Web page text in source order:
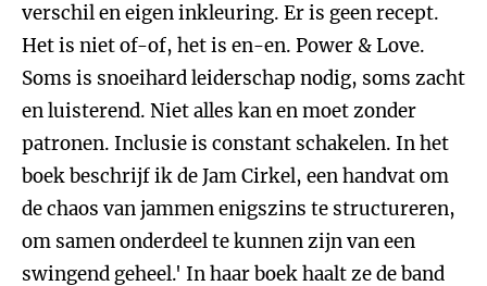
verschil en eigen inkleuring. Er is geen recept.
Het is niet of-of, het is en-en. Power & Love.
Soms is snoeihard leiderschap nodig, soms zacht
en luisterend. Niet alles kan en moet zonder
patronen. Inclusie is constant schakelen. In het
boek beschrijf ik de Jam Cirkel, een handvat om
de chaos van jammen enigszins te structureren,
om samen onderdeel te kunnen zijn van een
swingend geheel.' In haar boek haalt ze de band